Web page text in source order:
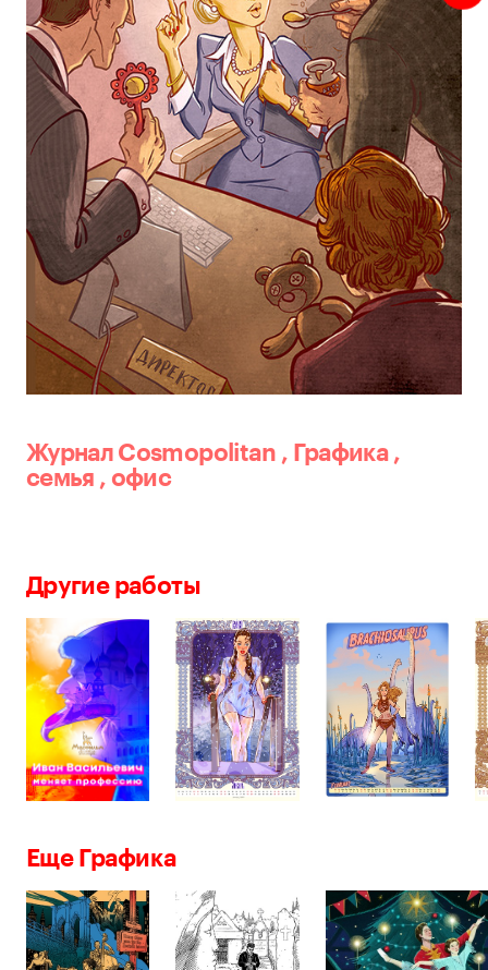
Журнал Cosmopolitan , Графика ,
семья , офис
Другие работы
Еще Графика